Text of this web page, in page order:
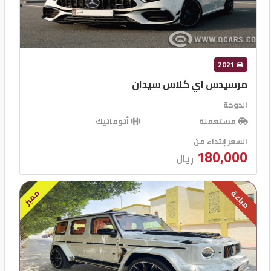
2021
مرسيدس اي كلاس سيدان
الدوحة
مستعملة
أتوماتيك
السعر إبتداء من
180,000 ريال
مميز مباعة